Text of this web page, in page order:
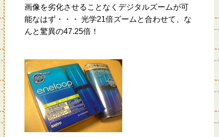
画像を劣化させることなくデジタルズームが可
能なはず・・・ 光学21倍ズームと合わせて、な
んと驚異の47.25倍！